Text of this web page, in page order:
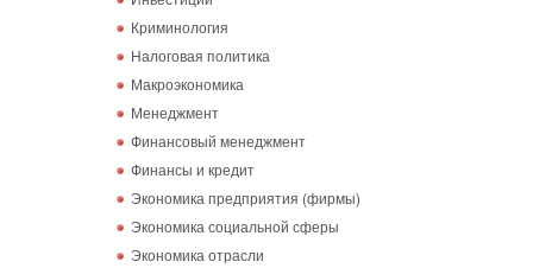
Криминология
Налоговая политика
Макроэкономика
Менеджмент
Финансовый менеджмент
Финансы и кредит
Экономика предприятия (фирмы)
Экономика социальной сферы
Экономика отрасли